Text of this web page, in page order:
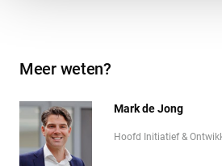
Meer weten?
Mark de Jong
Hoofd Initiatief &